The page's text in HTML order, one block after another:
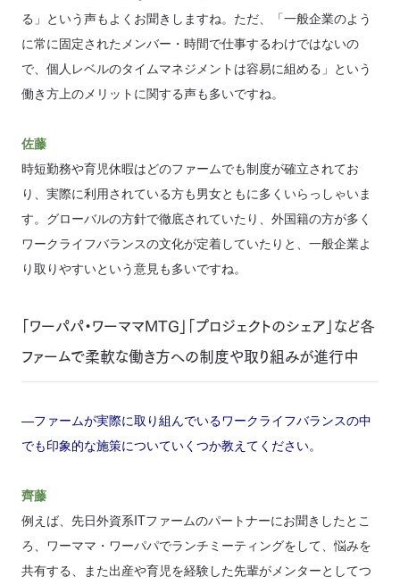
る」という声もよくお聞きしますね。ただ、「一般企業のよう
に常に固定されたメンバー・時間で仕事するわけではないの
で、個人レベルのタイムマネジメントは容易に組める」という
働き方上のメリットに関する声も多いですね。
佐藤
時短勤務や育児休暇はどのファームでも制度が確立されてお
り、実際に利用されている方も男女ともに多くいらっしゃいま
す。グローバルの方針で徹底されていたり、外国籍の方が多く
ワークライフバランスの文化が定着していたりと、一般企業よ
り取りやすいという意見も多いですね。
「ワーパパ・ワーママMTG」「プロジェクトのシェア」など各
ファームで柔軟な働き方への制度や取り組みが進行中
―ファームが実際に取り組んでいるワークライフバランスの中
でも印象的な施策についていくつか教えてください。
齊藤
例えば、先日外資系ITファームのパートナーにお聞きしたとこ
ろ、ワーママ・ワーパパでランチミーティングをして、悩みを
共有する、また出産や育児を経験した先輩がメンターとしてつ